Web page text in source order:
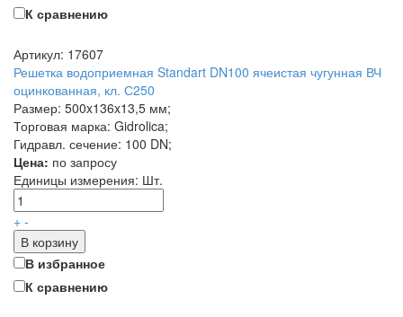
К сравнению
Артикул: 17607
Решетка водоприемная Standart DN100 ячеистая чугунная ВЧ
оцинкованная, кл. С250
Размер: 500x136x13,5 мм;
Торговая марка: Gidrolica;
Гидравл. сечение: 100 DN;
Цена: по запросу
Единицы измерения: Шт.
+ -
В корзину
В избранное
К сравнению